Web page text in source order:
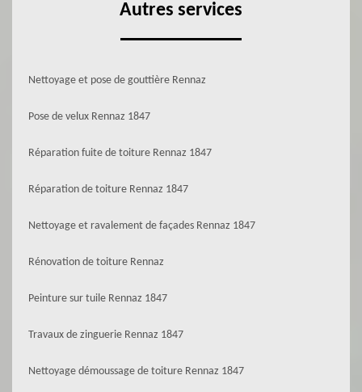
Autres services
Nettoyage et pose de gouttière Rennaz
Pose de velux Rennaz 1847
Réparation fuite de toiture Rennaz 1847
Réparation de toiture Rennaz 1847
Nettoyage et ravalement de façades Rennaz 1847
Rénovation de toiture Rennaz
Peinture sur tuile Rennaz 1847
Travaux de zinguerie Rennaz 1847
Nettoyage démoussage de toiture Rennaz 1847